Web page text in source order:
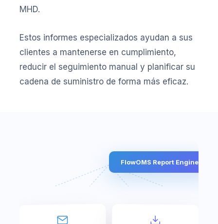
MHD.
Estos informes especializados ayudan a sus
clientes a mantenerse en cumplimiento,
reducir el seguimiento manual y planificar su
cadena de suministro de forma más eficaz.
FlowOMS Report Engine